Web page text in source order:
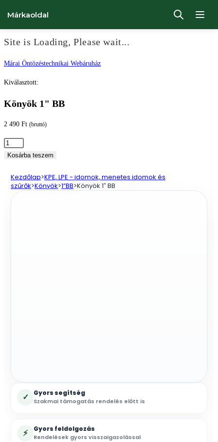
Site is Loading, Please wait...
Ugrás
Márai Öntözéstechnikai Webáruház
Márkaoldal
Kiválasztott:
Könyök 1" BB
2 490 Ft (bruttó)
Könyök
1"
mennyiség
Kosárba teszem
Kezdőlap>KPE, LPE - idomok, menetes idomok és
szűrők>Könyök>1”BB>Könyök 1″ BB
✓ Gyors segítség
Szakmai támogatás rendelés előtt is
⚡ Gyors feldolgozás
Rendelések gyors visszaigazolással